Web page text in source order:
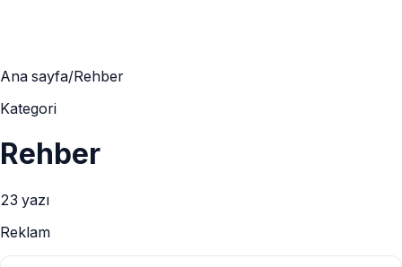
Ana sayfa/Rehber
Kategori
Rehber
23 yazı
Reklam